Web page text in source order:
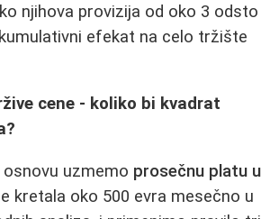
njihova provizija od oko 3 odsto
efekat na celo tržište
cene - koliko bi kvadrat
uzmemo prosečnu platu u
kretala oko 500 evra mesečno u